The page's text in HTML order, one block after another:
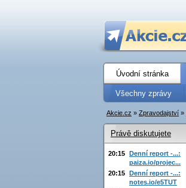
Úvodní stránka
Všechny zprávy
Akcie.cz » Zpravodajství »
Právě diskutujete
20:15 Denní report -...:
paiza.io/projec...
20:15 Denní report -...:
notes.io/e5TUT